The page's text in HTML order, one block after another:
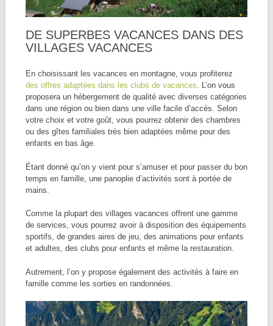
DE SUPERBES VACANCES DANS DES
VILLAGES VACANCES
En choisissant les vacances en montagne, vous profiterez
des offres adaptées dans les clubs de vacances. L’on vous
proposera un hébergement de qualité avec diverses catégories
dans une région ou bien dans une ville facile d’accès. Selon
votre choix et votre goût, vous pourrez obtenir des chambres
ou des gîtes familiales très bien adaptées même pour des
enfants en bas âge.
Étant donné qu’on y vient pour s’amuser et pour passer du bon
temps en famille, une panoplie d’activités sont à portée de
mains.
Comme la plupart des villages vacances offrent une gamme
de services, vous pourrez avoir à disposition des équipements
sportifs, de grandes aires de jeu, des animations pour enfants
et adultes, des clubs pour enfants et même la restauration.
Autrement, l’on y propose également des activités à faire en
famille comme les sorties en randonnées.